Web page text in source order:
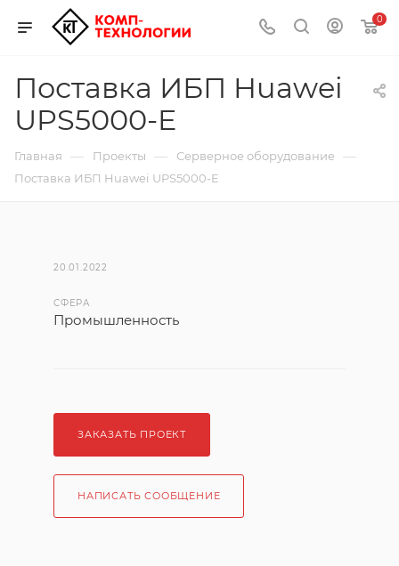
0
Поставка ИБП Huawei
UPS5000-E
Главная — Проекты — Серверное оборудование —
Поставка ИБП Huawei UPS5000-E
20.01.2022
СФЕРА
Промышленность
ЗАКАЗАТЬ ПРОЕКТ
НАПИСАТЬ СООБЩЕНИЕ